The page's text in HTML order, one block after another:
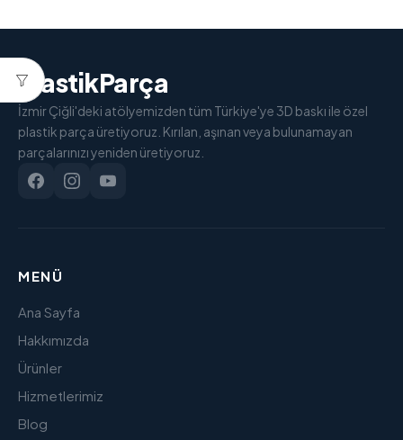
PlastikParça
İzmir Çiğli'deki atölyemizden tüm Türkiye'ye 3D baskı ile özel
plastik parça üretiyoruz. Kırılan, aşınan veya bulunamayan
parçalarınızı yeniden üretiyoruz.
MENÜ
Ana Sayfa
Hakkımızda
Ürünler
Hizmetlerimiz
Blog